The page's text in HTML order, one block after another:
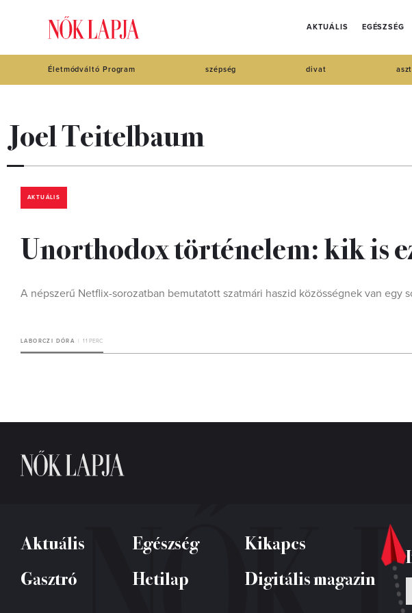
AKTUÁLIS EGÉSZSÉG
Életmódváltó Program szépség divat
Joel Teitelbaum
AKTUÁLIS
Unorthodox történelem: kik is
A népszerű Netflix-sorozatban bemutatott szatmári haszid közösségnek van egy
LABORCZI DÓRA 11 PERC
Aktuális Egészség
Kikapcs
Gasztró
Hetilap Digitális magazin